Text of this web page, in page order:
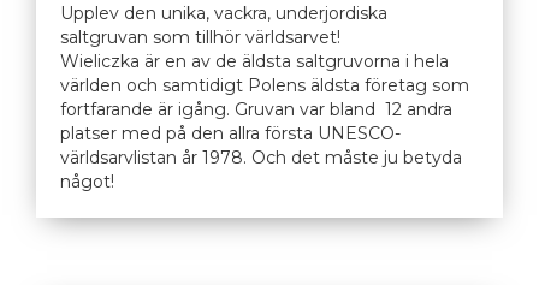
Upplev den unika, vackra, underjordiska
saltgruvan som tillhör världsarvet!
Wieliczka är en av de äldsta saltgruvorna i hela
världen och samtidigt Polens äldsta företag som
fortfarande är igång. Gruvan var bland 12 andra
platser med på den allra första UNESCO-
världsarvlistan år 1978. Och det måste ju betyda
något!